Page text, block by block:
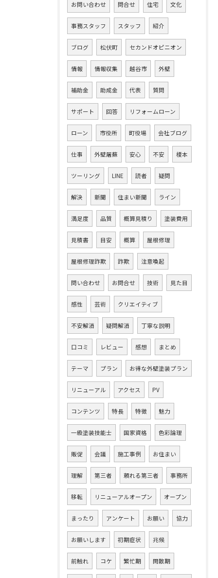
お問い合わせ 問合せ 住宅 文化
事務スタッフ スタッフ 紹介
ブログ 松伏町 セカンドオピニオン
情報 情報収集 越谷市 外壁
補助金 助成金 代表 質問
サポート 回答 リフォームローン
ローン 市役所 町役場 会社ブログ
仕事 外壁屠蘇 安心 不安 榎本
ツーリング LINE 読者 疑問
解決 新聞 住まい新聞 ライン
満足度 品質 概算見積り 塗装費用
見積書 目安 概算 屋根修理
屋根修理詐欺 詐欺 注意喚起
問い合わせ お問合せ 技術 見た目
感性 芸術 クリエイティブ
不安解消 疑問解消 丁寧な説明
口コミ レビュー 感想 まとめ
テーマ プラン お得な外壁塗装プラン
リニューアル アクセス PV
コンテンツ 特長 特徴 魅力
一級塗装技能士 国家資格 色彩論理
販促 会議 施工事例 お住まい
理解 第三者 頼れる第三者 事務所
移転 リニューアルオープン オープン
まったり アンケート お願い 協力
お願いします 初期症状 兆候
前触れ コケ 繁忙期 閑散期